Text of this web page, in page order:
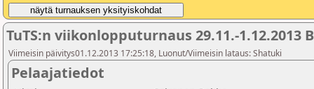
TuTS:n viikonlopputurnaus 29.11.-1.12.2013
Viimeisin päivitys01.12.2013 17:25:18, Luonut/Viimeisin lataus: Shatuki
Pelaajatiedot